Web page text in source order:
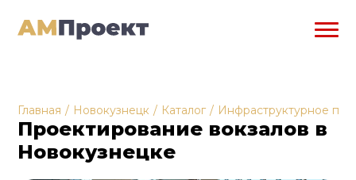
Главная / Новокузнецк / Каталог / Инфраструктурное
Проектирование вокзалов в
Новокузнецке